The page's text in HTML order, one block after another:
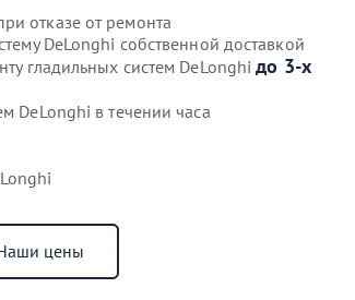
отказе от ремонта
DeLonghi собственной доставкой
гладильных систем DeLonghiдо 3-х
DeLonghi в течении часа
цены